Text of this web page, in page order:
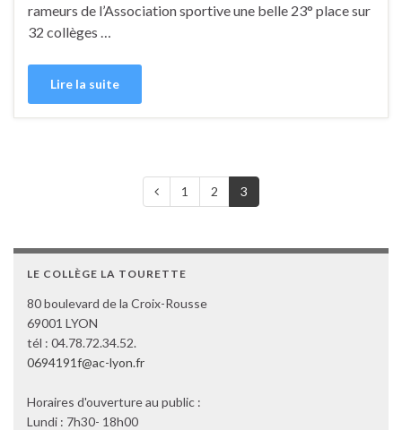
rameurs de l’Association sportive une belle 23° place sur
32 collèges …
Lire la suite
1 2 3
LE COLLÈGE LA TOURETTE
80 boulevard de la Croix-Rousse
69001 LYON
tél : 04.78.72.34.52.
0694191f@ac-lyon.fr
Horaires d'ouverture au public :
Lundi : 7h30- 18h00